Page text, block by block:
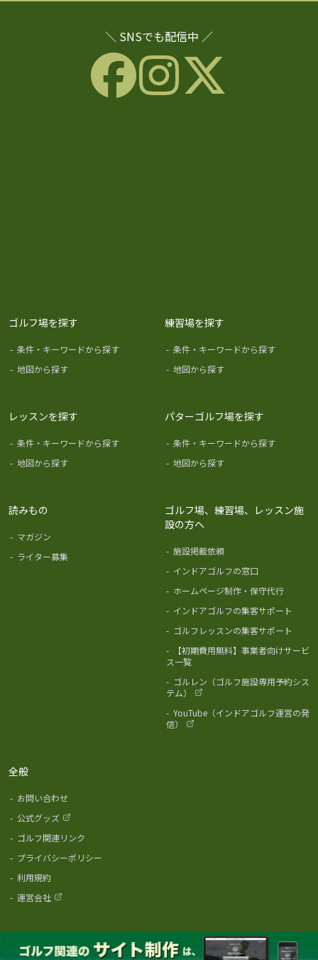
＼ SNSでも配信中 ／
ゴルフ場を探す
- 条件・キーワードから探す
- 地図から探す
練習場を探す
- 条件・キーワードから探す
- 地図から探す
レッスンを探す
- 条件・キーワードから探す
- 地図から探す
パターゴルフ場を探す
- 条件・キーワードから探す
- 地図から探す
読みもの
- マガジン
- ライター募集
ゴルフ場、練習場、レッスン施
設の方へ
- 施設掲載依頼
- インドアゴルフの窓口
- ホームページ制作・保守代行
- インドアゴルフの集客サポート
- ゴルフレッスンの集客サポート
-
【初期費用無料】事業者向けサービ
ス一覧
- ゴルレン（ゴルフ施設専用予約シス
テム）
- YouTube（インドアゴルフ運営の発
信）
全般
- お問い合わせ
- 公式グッズ
- ゴルフ関連リンク
- プライバシーポリシー
- 利用規約
- 運営会社